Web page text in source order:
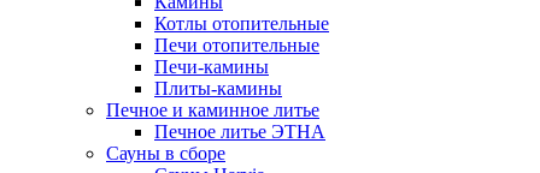
Котлы отопительные
Печи отопительные
Печи-камины
Плиты-камины
Печное и каминное литье
Печное литье ЭТНА
Сауны в сборе